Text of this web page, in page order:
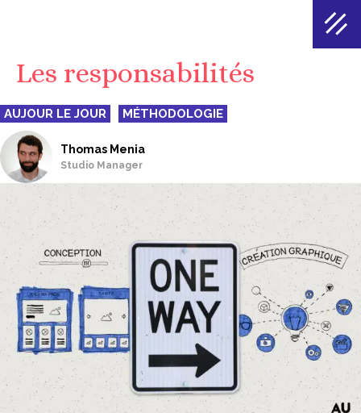
Les responsabilités
AUJOUR LE JOUR MÉTHODOLOGIE
Thomas Menia
Studio Manager